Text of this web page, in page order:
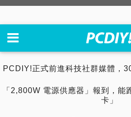
PCDIY!正式前進科技社群媒體，
「2,800W 電源供應器」報到，
卡」